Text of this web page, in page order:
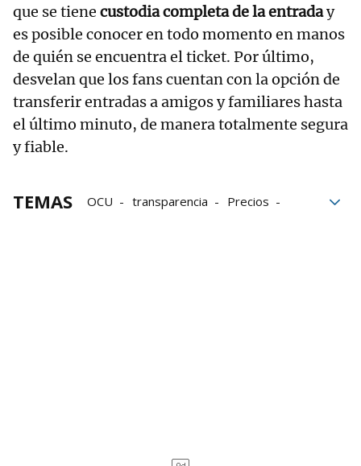
que se tiene custodia completa de la entraday
es posible conocer en todo momento en manos
de quién se encuentra el ticket. Por último,
desvelan que los fans cuentan con la opción de
transferir entradas a amigos y familiares hasta
el último minuto, de manera totalmente segura
y fiable.
TEMAS OCU transparencia
Precios